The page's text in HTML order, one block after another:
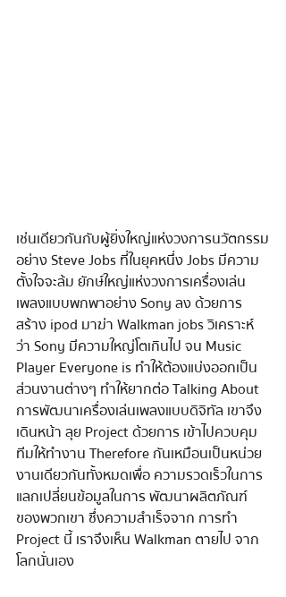
เช่นเดียวกันกับผู้ยิ่งใหญ่แห่งวงการนวัตกรรม
อย่าง Steve Jobs ที่ในยุคหนึ่ง Jobs มีความ
ตั้งใจจะล้ม ยักษ์ใหญ่แห่งวงการเครื่องเล่น
เพลงแบบพกพาอย่าง Sony ลง ด้วยการ
สร้าง ipod มาฆ่า Walkman jobs วิเคราะห์
ว่า Sony มีความใหญ่โตเกินไป จน Music
Player Everyone is ทําให้ต้องแบ่งออกเป็น
ส่วนงานต่างๆ ทําให้ยากต่อ Talking About
การพัฒนาเครื่องเล่นเพลงแบบดิจิทัล เขาจึง
เดินหน้า ลุย Project ด้วยการ เข้าไปควบคุม
ทีมให้ทํางาน Therefore กันเหมือนเป็นหน่วย
งานเดียวกันทั้งหมดเพื่อ ความรวดเร็วในการ
แลกเปลี่ยนข้อมูลในการ พัฒนาผลิตภัณฑ์
ของพวกเขา ซึ่งความสําเร็จจาก การทํา
Project นี้ เราจึงเห็น Walkman ตายไป จาก
โลกนั่นเอง